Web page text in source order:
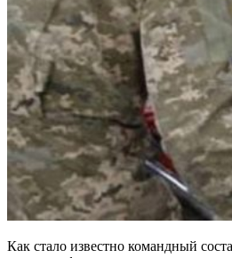
Как стало известно командный